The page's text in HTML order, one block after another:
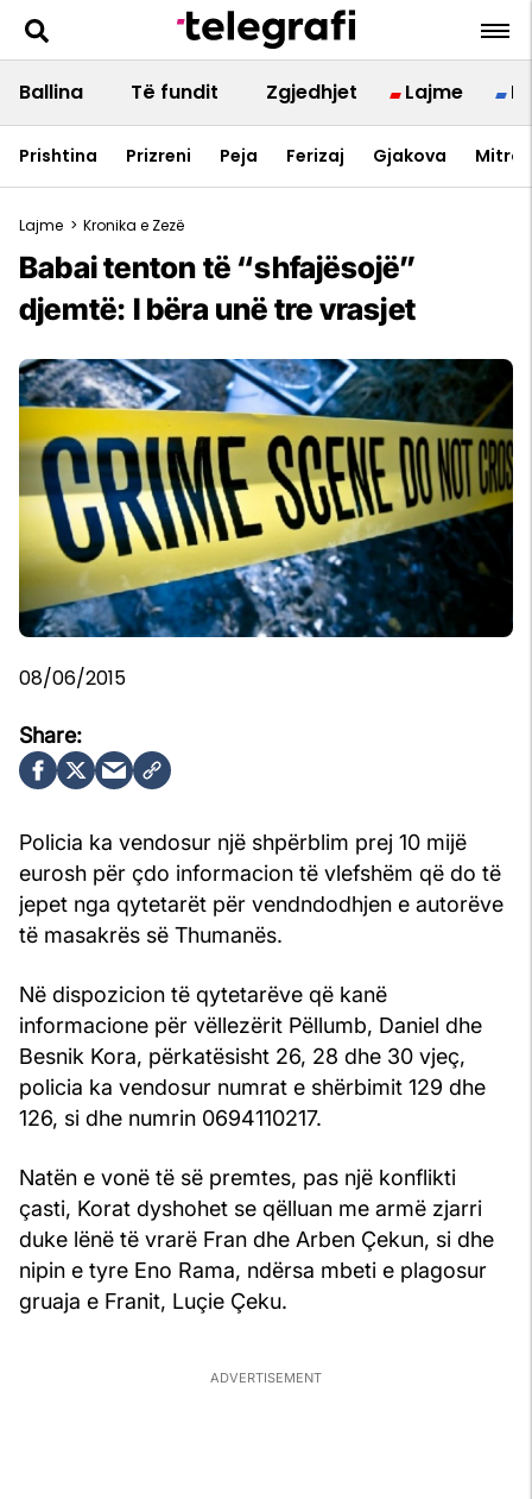
Ballina Të fundit Zgjedhjet Lajme
Prishtina Prizreni Peja Ferizaj Gjakova
Lajme > Kronika e Zezë
Babai tenton të “shfajësojë”
djemtë: I bëra unë tre vrasjet
Policia ka vendosur një shpërblim prej 10 mijë
eurosh për çdo informacion të vlefshëm që do të
jepet nga qytetarët për vendndodhjen e autorëve
të masakrës së Thumanës.
Në dispozicion të qytetarëve që kanë
informacione për vëllezërit Pëllumb, Daniel dhe
Besnik Kora, përkatësisht 26, 28 dhe 30 vjeç,
policia ka vendosur numrat e shërbimit 129 dhe
126, si dhe numrin 0694110217.
Natën e vonë të së premtes, pas një konflikti
çasti, Korat dyshohet se qëlluan me armë zjarri
duke lënë të vrarë Fran dhe Arben Çekun, si dhe
nipin e tyre Eno Rama, ndërsa mbeti e plagosur
gruaja e Franit, Luçie Çeku.
08/06/2015